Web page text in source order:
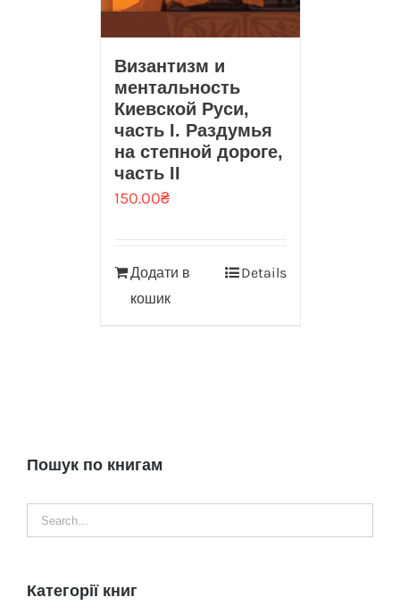
Византизм и
ментальность
Киевской Руси,
часть I. Раздумья
на степной дороге,
часть II
150.00₴
Додати в
кошик
Details
Пошук по книгам
Категорії книг